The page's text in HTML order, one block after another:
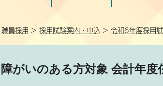
職員採用 > 採用試験案内・申込 > 令和6年度採用
障がいのある方対象 会計年度